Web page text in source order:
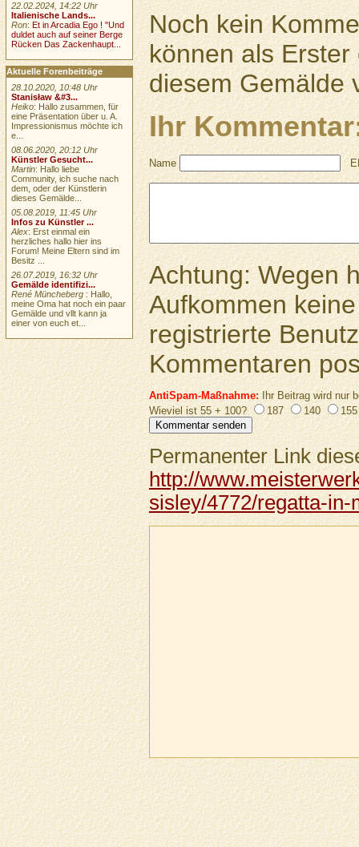
Noch kein
können als
diesem Gemälde
Ihr
Name
Achtung: Wegen
Aufkommen
registrierte
Kommentaren
AntiSpam-Maßnahme:Ihr Beitrag wird nur
Wieviel ist 55 + 100?
187 140 155
Permanenter Link
http://
sisley/4772/regatta-in-
22.02.2024, 14:22 Uhr
Italienische Lands...
Ron:Et in Arcadia Ego ! "Und
duldet auch auf seiner Berge
Rücken Das Zackenhaupt...
Aktuelle Forenbeiträge
28.10.2020, 10:48 Uhr
Stanisław &#3...
Heiko: Hallo zusammen, für
eine Präsentation über u. A.
Impressionismus möchte ich
e...
08.06.2020, 20:12 Uhr
Künstler Gesucht...
Martin: Hallo liebe
Community, ich suche nach
dem, oder der Künstlerin
dieses Gemälde...
05.08.2019, 11:45 Uhr
Infos zu Künstler ...
Alex: Erst einmal ein
herzliches hallo hier ins
Forum! Meine Eltern sind im
Besitz ...
26.07.2019, 16:32 Uhr
Gemälde identifizi...
René Müncheberg : Hallo,
meine Oma hat noch ein paar
Gemälde und vllt kann ja
einer von euch et...